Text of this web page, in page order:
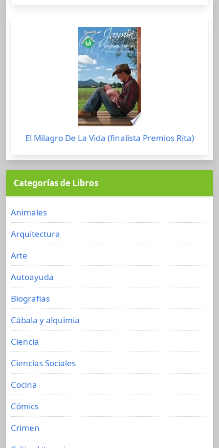
El Milagro De La Vida (finalista Premios Rita)
Categorías de Libros
Animales
Arquitectura
Arte
Autoayuda
Biografias
Cábala y alquimia
Ciencia
Ciencias Sociales
Cocina
Cómics
Crimen